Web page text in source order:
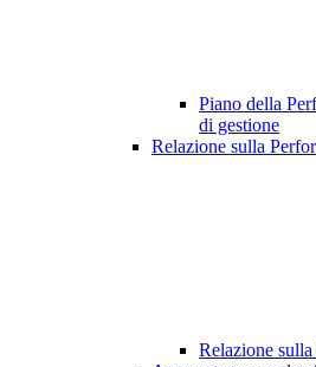
Piano della
di gestione
Relazione sulla
Relazione